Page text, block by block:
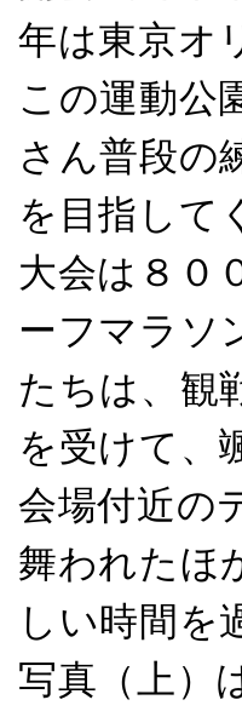
年は東京オ
この運動公
さん普段の
を目指して
大会は８０
ーフマラソ
たちは、観
を受けて、
会場付近の
舞われたほ
しい時間を
写真（上）